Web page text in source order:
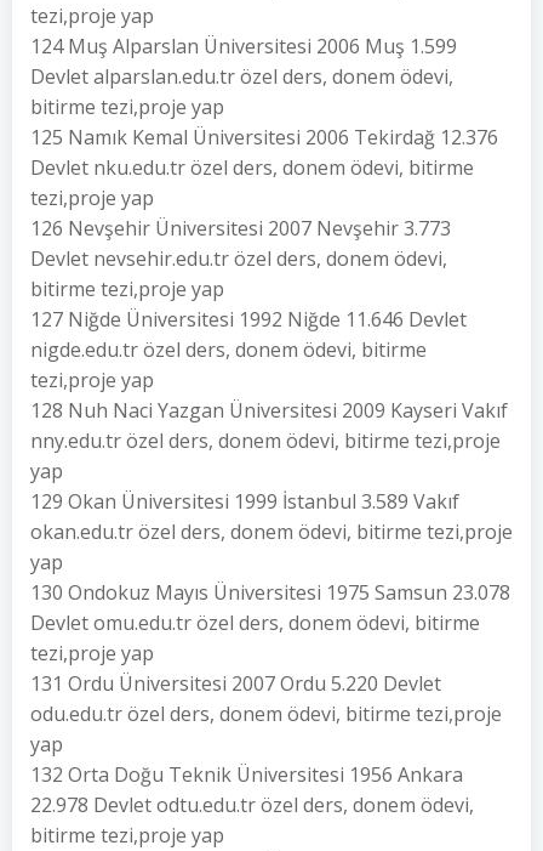
tezi,proje yap
124 Muş Alparslan Üniversitesi 2006 Muş 1.599
Devlet alparslan.edu.tr özel ders, donem ödevi,
bitirme tezi,proje yap
125 Namık Kemal Üniversitesi 2006 Tekirdağ 12.376
Devlet nku.edu.tr özel ders, donem ödevi, bitirme
tezi,proje yap
126 Nevşehir Üniversitesi 2007 Nevşehir 3.773
Devlet nevsehir.edu.tr özel ders, donem ödevi,
bitirme tezi,proje yap
127 Niğde Üniversitesi 1992 Niğde 11.646 Devlet
nigde.edu.tr özel ders, donem ödevi, bitirme
tezi,proje yap
128 Nuh Naci Yazgan Üniversitesi 2009 Kayseri Vakıf
nny.edu.tr özel ders, donem ödevi, bitirme tezi,proje
yap
129 Okan Üniversitesi 1999 İstanbul 3.589 Vakıf
okan.edu.tr özel ders, donem ödevi, bitirme tezi,proje
yap
130 Ondokuz Mayıs Üniversitesi 1975 Samsun 23.078
Devlet omu.edu.tr özel ders, donem ödevi, bitirme
tezi,proje yap
131 Ordu Üniversitesi 2007 Ordu 5.220 Devlet
odu.edu.tr özel ders, donem ödevi, bitirme tezi,proje
yap
132 Orta Doğu Teknik Üniversitesi 1956 Ankara
22.978 Devlet odtu.edu.tr özel ders, donem ödevi,
bitirme tezi,proje yap